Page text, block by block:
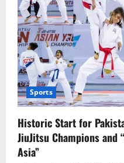
شروع
ہوگا
Sports
Historic Start for
JiuJitsu Champions and
Asia”